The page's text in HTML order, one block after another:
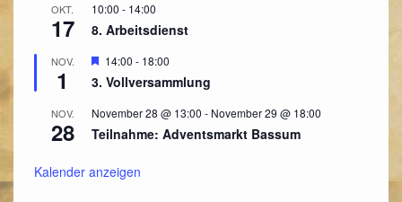
OKT.
17
10:00 - 14:00
8. Arbeitsdienst
NOV.
1
Hervorgehoben
14:00 - 18:00
3. Vollversammlung
NOV.
28
November 28 @ 13:00 - November 29 @ 18:00
Teilnahme: Adventsmarkt Bassum
Kalender anzeigen